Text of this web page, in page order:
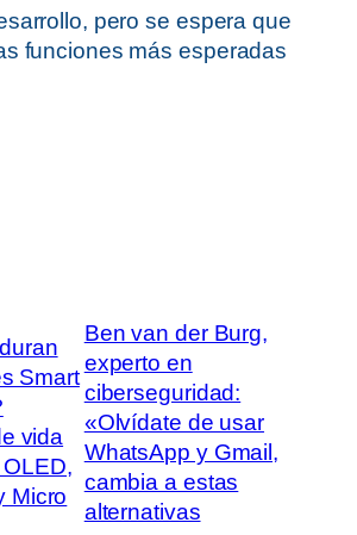
pero se espera que
funciones más esperadas
Smart
vida
Micro
Ben van der Burg,
experto en
ciberseguridad:
«Olvídate de usar
WhatsApp y Gmail,
cambia a estas
alternativas